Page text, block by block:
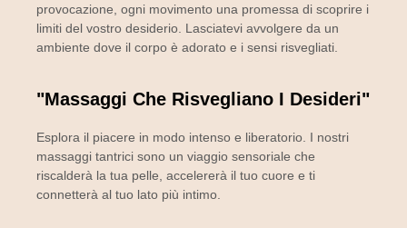
provocazione, ogni movimento una promessa di scoprire i
limiti del vostro desiderio. Lasciatevi avvolgere da un
ambiente dove il corpo è adorato e i sensi risvegliati.
"Massaggi Che Risvegliano I Desideri"
Esplora il piacere in modo intenso e liberatorio. I nostri
massaggi tantrici sono un viaggio sensoriale che
riscalderà la tua pelle, accelererà il tuo cuore e ti
connetterà al tuo lato più intimo.